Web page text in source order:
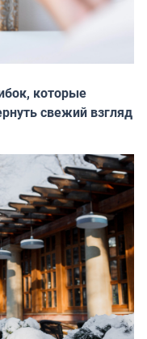
которые
свежий взгляд